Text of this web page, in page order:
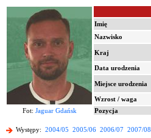
Imię
Nazwisko
Kraj
Data urodzenia
Miejsce urodzenia
Wzrost / waga
Fot: Jaguar Gdańsk Pozycja
Występy: 2004/05 2005/06 2006/07 2007/08